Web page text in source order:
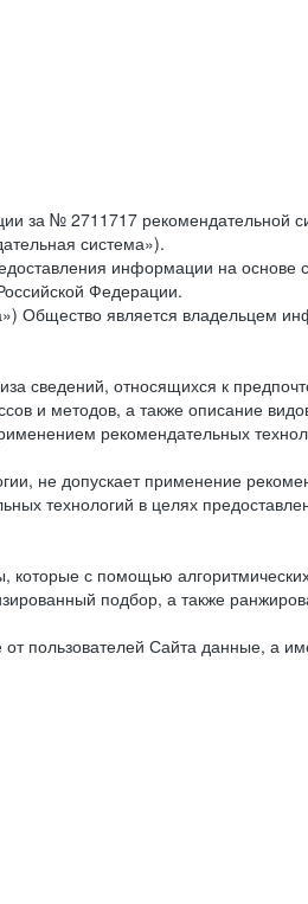
за № 2711717 рекомендательной
система»).
информации на основе
Федерации.
является владельцем
сведений, относящихся к
и методов, а также описание
рекомендательных
не допускает применение
технологий в целях
с помощью
подбор, а также
пользователей Сайта данные, а